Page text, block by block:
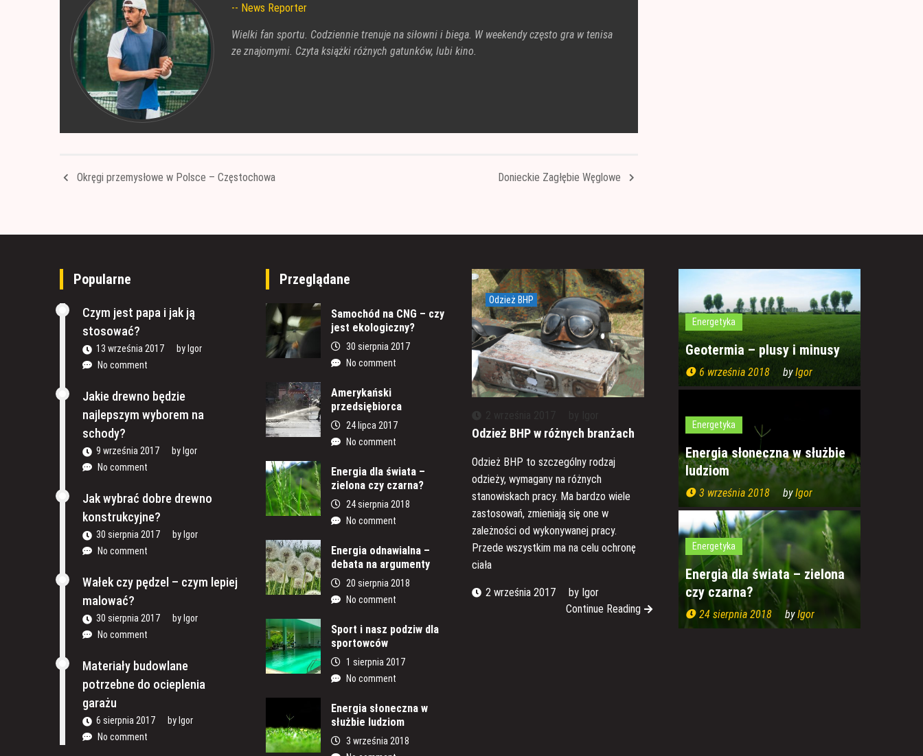
News Reporter
Wielki fan sportu. Codziennie trenuje na siłowni i biega. W weekendy często gra w tenisa
ze znajomymi. Czyta książki różnych gatunków, lubi kino.
Okręgi przemysłowe w Polsce – Częstochowa Donieckie Zagłębie Węglowe
Popularne
Czym jest papa i jak ją
stosować?
13 września 2017 by Igor
No comment
Jakie drewno będzie
najlepszym wyborem na
schody?
9 września 2017 by Igor
No comment
Jak wybrać dobre drewno
konstrukcyjne?
30 sierpnia 2017 by Igor
No comment
Wałek czy pędzel – czym lepiej
malować?
30 sierpnia 2017 by Igor
No comment
Materiały budowlane
potrzebne do ocieplenia
garażu
6 sierpnia 2017 by Igor
No comment
Przeglądane
Samochód na CNG – czy
jest ekologiczny?
30 sierpnia 2017
No comment
Amerykański
przedsiębiorca
24 lipca 2017
No comment
Energia dla świata –
zielona czy czarna?
24 sierpnia 2018
No comment
Energia odnawialna –
debata na argumenty
20 sierpnia 2018
No comment
Sport i nasz podziw dla
sportowców
1 sierpnia 2017
No comment
Energia słoneczna w
służbie ludziom
3 września 2018
Odzież BHP
Odzież BHP w różnych branżach
Odzież BHP to szczególny rodzaj
odzieży, wymagany na różnych
stanowiskach pracy. Ma bardzo wiele
zastosowań, zmieniają się one w
zależności od wykonywanej pracy.
Przede wszystkim ma na celu ochronę
ciała
2 września 2017 by Igor
Continue Reading
Energetyka
Geotermia – plusy i minusy
6 września 2018 byIgor
Energetyka
Energia słoneczna w służbie
ludziom
3 września 2018 byIgor
Energetyka
Energia dla świata – zielona
czy czarna?
24 sierpnia 2018 byIgor